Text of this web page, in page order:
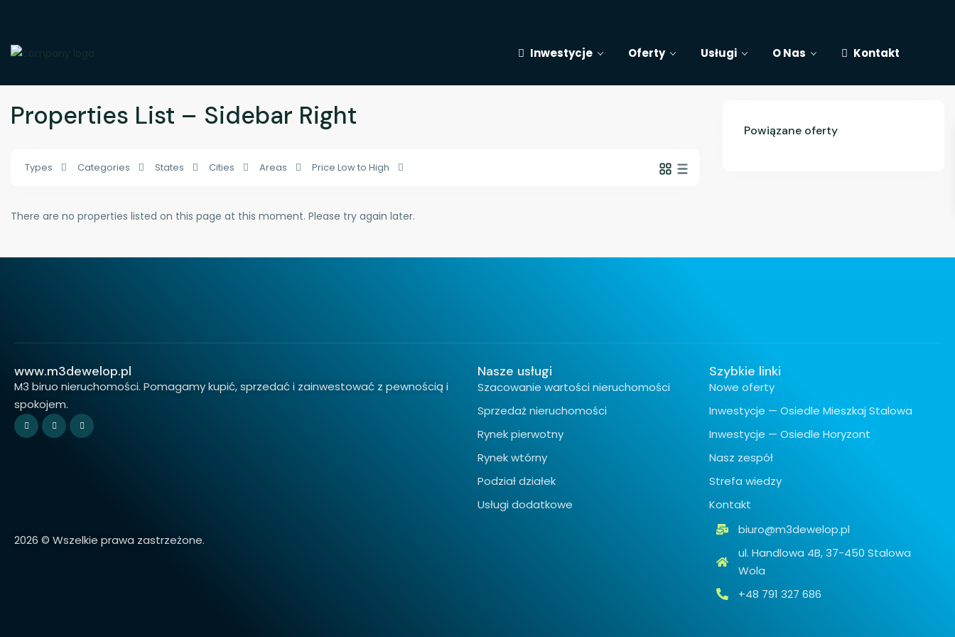
Inwestycje Oferty Usługi O Nas Kontakt
Properties List – Sidebar Right
Types Categories States Cities Areas Price Low to High
There are no properties listed on this page at this moment. Please try again later.
Powiązane oferty
www.m3dewelop.pl
M3 biruo nieruchomości. Pomagamy kupić, sprzedać i zainwestować z pewnością i
spokojem.
Nasze usługi
Szacowanie wartości nieruchomości
Sprzedaż nieruchomości
Rynek pierwotny
Rynek wtórny
Podział działek
Usługi dodatkowe
Szybkie linki
Nowe oferty
Inwestycje — Osiedle Mieszkaj Stalowa
Inwestycje — Osiedle Horyzont
Nasz zespół
Strefa wiedzy
Kontakt
2026 © Wszelkie prawa zastrzeżone.
biuro@m3dewelop.pl
ul. Handlowa 4B, 37-450 Stalowa
Wola
+48 791 327 686